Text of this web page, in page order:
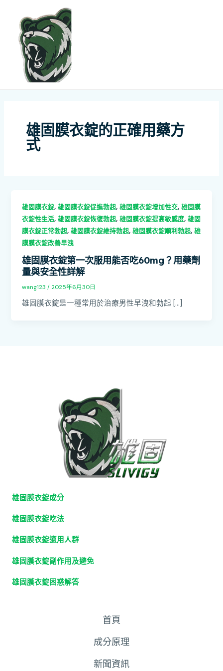
雄固膜衣錠的正確用藥方
式
雄固膜衣錠,雄固膜衣錠促進勃起,雄固膜衣錠增加性交,雄固膜
衣錠性生活,雄固膜衣錠恢復勃起,雄固膜衣錠提高敏感度,雄固
膜衣錠正常勃起,雄固膜衣錠維持勃起,雄固膜衣錠順利勃起,雄
膜膜衣錠改善早洩
雄固膜衣錠第一次服用能否吃60mg？用藥劑
量與安全性詳解
wang123/ 2025年6月30日
雄固膜衣錠是一種常用於治療男性早洩和勃起 […]
雄固膜衣錠成分
雄固膜衣錠吃法
雄固膜衣錠適用人群
雄固膜衣錠副作用及避免
雄固膜衣錠困惑解答
首頁
成分原理
新聞資訊